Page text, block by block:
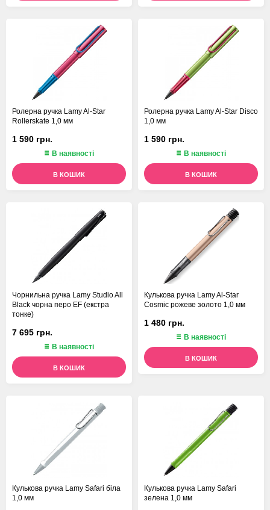
Ролерна ручка Lamy Al-Star
Rollerskate 1,0 мм
1 590 грн.
В наявності
В КОШИК
Ролерна ручка Lamy Al-Star Disco
1,0 мм
1 590 грн.
В наявності
В КОШИК
Чорнильна ручка Lamy Studio All
Black чорна перо EF (екстра
тонке)
7 695 грн.
В наявності
В КОШИК
Кулькова ручка Lamy Al-Star
Cosmic рожеве золото 1,0 мм
1 480 грн.
В наявності
В КОШИК
Кулькова ручка Lamy Safari біла
1,0 мм
Кулькова ручка Lamy Safari
зелена 1,0 мм